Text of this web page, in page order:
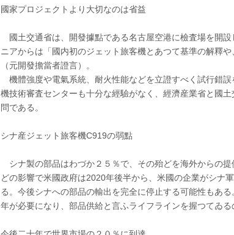
國家プロジェクトより大切なのは省益
國土交通省は、開發據點である名古屋空港に檢査場を開
ニアからは「國内初のジェット旅客機とあつて基準の解釋
（元開發擔當者證言）。
機體強度や電氣系統、耐火性能などを立證すべく試行錯
機技術審査センターも十分な經驗がなく、經濟産業省と國
問である。
シナ産ジェット旅客機C919の弱點
シナ製の部品はわづか２５％で、その殆どを海外からの
どの影響で米國政府は2020年後半から、米國の企業がシナ
る。今後シナへの部品の輸出を完全に停止する可能性もあ
年が必要になり、部品供給と言ふライフラインを握つてゐる